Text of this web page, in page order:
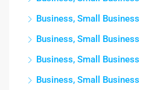
Business, Small Business
Business, Small Business
Business, Small Business
Business, Small Business